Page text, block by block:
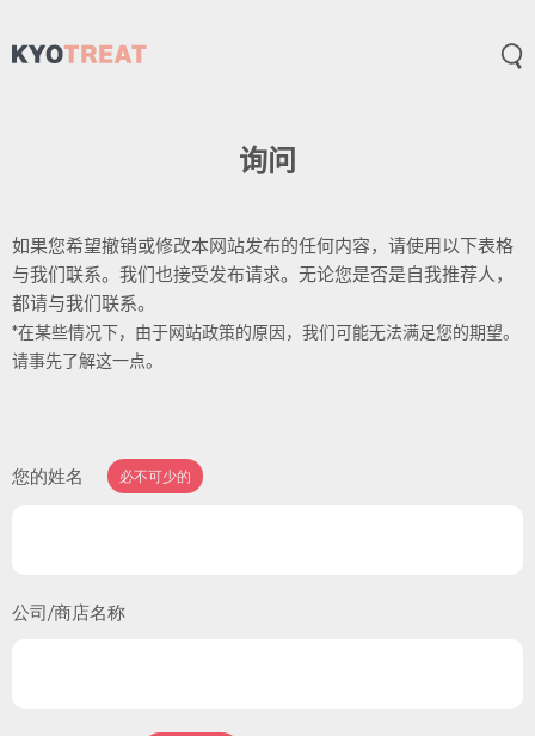
打
询问
如果您希望撤销或修改本网站发布的任何内容，请使用以下表格
与我们联系。我们也接受发布请求。无论您是否是自我推荐人，
都请与我们联系。
*在某些情况下，由于网站政策的原因，我们可能无法满足您的期望。
请事先了解这一点。
您的姓名 必不可少的
公司/商店名称